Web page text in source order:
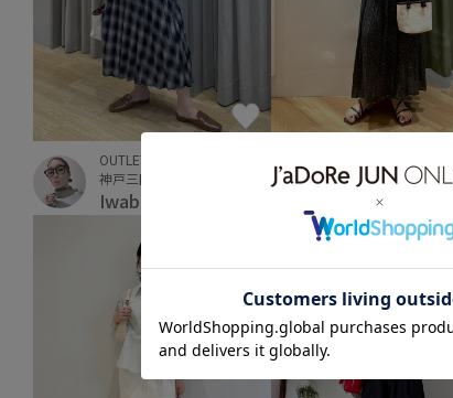
OUTLET
Iwabucci
柏高島屋ステーシ
タグチ